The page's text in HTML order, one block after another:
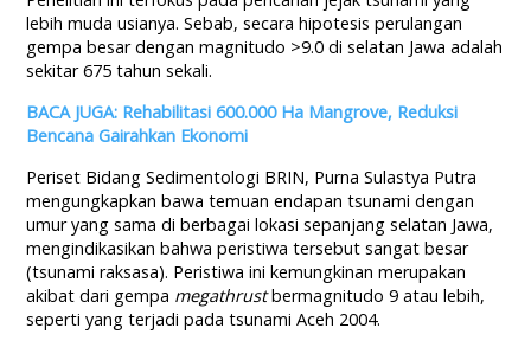
lebih muda usianya. Sebab, secara hipotesis perulangan
gempa besar dengan magnitudo >9.0 di selatan Jawa adalah
sekitar 675 tahun sekali.
BACA JUGA: Rehabilitasi 600.000 Ha Mangrove, Reduksi
Bencana Gairahkan Ekonomi
Periset Bidang Sedimentologi BRIN, Purna Sulastya Putra
mengungkapkan bawa temuan endapan tsunami dengan
umur yang sama di berbagai lokasi sepanjang selatan Jawa,
mengindikasikan bahwa peristiwa tersebut sangat besar
(tsunami raksasa). Peristiwa ini kemungkinan merupakan
akibat dari gempa megathrustbermagnitudo 9 atau lebih,
seperti yang terjadi pada tsunami Aceh 2004.